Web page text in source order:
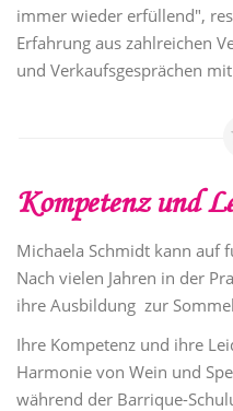
immer wieder erfüllend",
Erfahrung aus zahlreichen
und Verkaufsgesprächen
Kompetenz und
Michaela Schmidt kann auf
Nach vielen Jahren in der
ihre Ausbildung zur
Ihre Kompetenz und ihre
Harmonie von Wein und
während der Barrique-